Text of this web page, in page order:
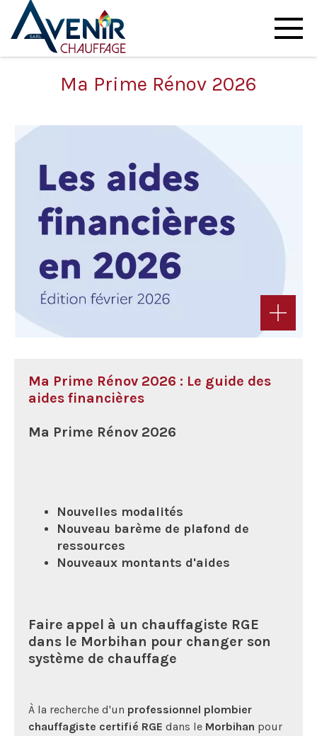
Ma Prime Rénov 2026
Ma Prime Rénov 2026 : Le guide des
aides financières
Ma Prime Rénov 2026
Nouvelles modalités
Nouveau barème de plafond de
ressources
Nouveaux montants d'aides
Faire appel à un chauffagiste RGE
dans le Morbihan pour changer son
système de chauffage
À la recherche d'un professionnel plombier
chauffagiste certifié RGE dans le Morbihan pour